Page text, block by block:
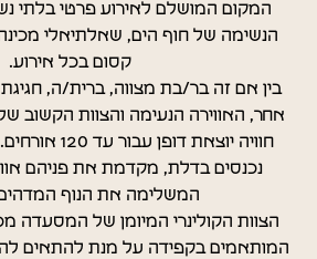
המקום המושלם לאירוע פרטי בלתי
הנשימה של חוף הים, שאלתיאלי
קסום בכל אירוע.
בין אם זה בר/בת מצווה, ברית/ה, חגיגת
אחר, האווירה הנעימה והצוות הקשוב
חוויה יוצאת
נכנסים בדלת, מקדמת את פניהם
המשלימה את הנוף
הצוות הקולינרי המיומן של המסעדה
המותאמים בקפידה על מנת להתאים